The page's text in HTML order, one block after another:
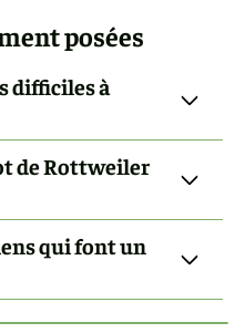
posées
difficiles à
de Rottweiler
qui font un